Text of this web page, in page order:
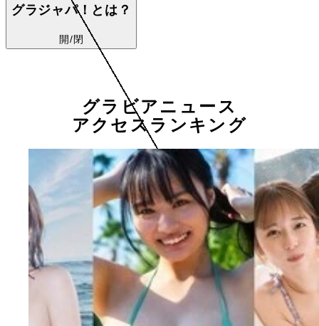
グラジャパ！とは？
開/閉
グラビアニュース
アクセスランキング